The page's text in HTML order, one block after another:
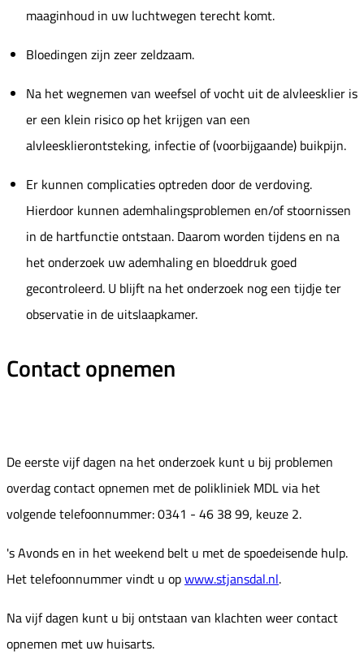
maaginhoud in uw luchtwegen terecht komt.
Bloedingen zijn zeer zeldzaam.
Na het wegnemen van weefsel of vocht uit de alvleesklier is
er een klein risico op het krijgen van een
alvleesklierontsteking, infectie of (voorbijgaande) buikpijn.
Er kunnen complicaties optreden door de verdoving.
Hierdoor kunnen ademhalingsproblemen en/of stoornissen
in de hartfunctie ontstaan. Daarom worden tijdens en na
het onderzoek uw ademhaling en bloeddruk goed
gecontroleerd. U blijft na het onderzoek nog een tijdje ter
observatie in de uitslaapkamer.
Contact opnemen
De eerste vijf dagen na het onderzoek kunt u bij problemen
overdag contact opnemen met de polikliniek MDL via het
volgende telefoonnummer: 0341 - 46 38 99, keuze 2.
's Avonds en in het weekend belt u met de spoedeisende hulp.
Het telefoonnummer vindt u opwww.stjansdal.nl.
Na vijf dagen kunt u bij ontstaan van klachten weer contact
opnemen met uw huisarts.